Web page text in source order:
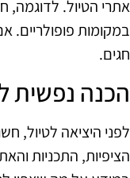
אתרי הטיול. לדוגמה,
במקומות פופולריים.
חגים.
הכנה
לפני היציאה לטיול,
הציפיות, התכניות